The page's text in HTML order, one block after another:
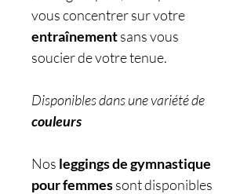
vous concentrer sur votre
entraînementsans vous
soucier de votre tenue.
Disponibles dans une variété de
couleurs
Nos leggings de gymnastique
pour femmessont disponibles